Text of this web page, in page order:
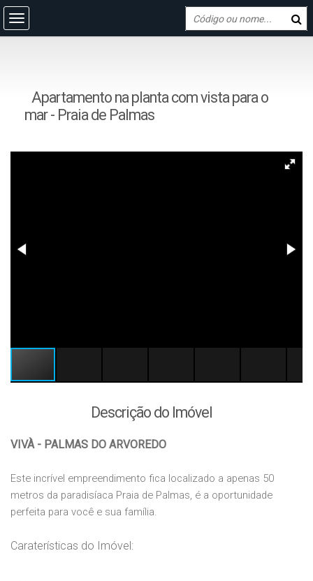
Apartamento na planta com vista para o
mar - Praia de Palmas
Descrição do Imóvel
VIVÀ - PALMAS DO ARVOREDO
Este incrível empreendimento fica localizado a apenas 50
metros da paradisíaca Praia de Palmas, é a oportunidade
perfeita para você e sua família.
Caraterísticas do Imóvel: